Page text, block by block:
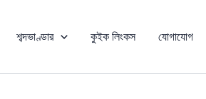
শব্দভাণ্ডার কুইক লিংকস যোগাযোগ